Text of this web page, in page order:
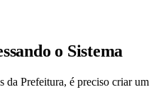
o Sistema
da Prefeitura, é preciso criar um